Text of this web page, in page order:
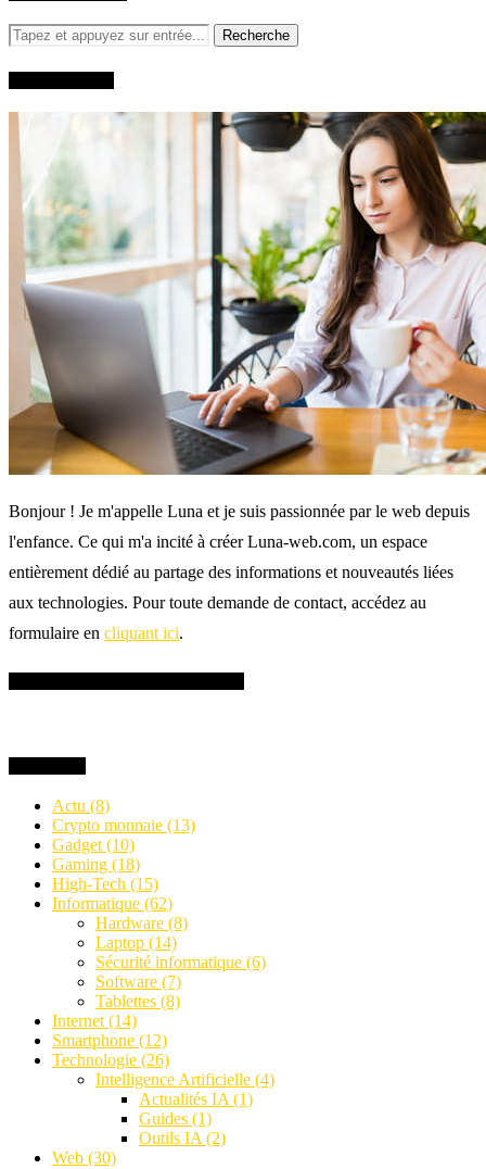
Bonjour ! Je m'appelle Luna et je suis passionnée par le web depuis
l'enfance. Ce qui m'a incité à créer Luna-web.com, un espace
entièrement dédié au partage des informations et nouveautés liées
aux technologies. Pour toute demande de contact, accédez au
formulaire en cliquant ici.
Actu (8)
Crypto monnaie (13)
Gadget(10)
Gaming (18)
High-Tech (15)
Informatique (62)
Hardware (8)
Laptop (14)
Sécurité informatique (6)
Software (7)
Tablettes (8)
Internet(14)
Smartphone (12)
Technologie (26)
Intelligence Artificielle (4)
Actualités IA(1)
Guides (1)
Outils IA(2)
Web (30)